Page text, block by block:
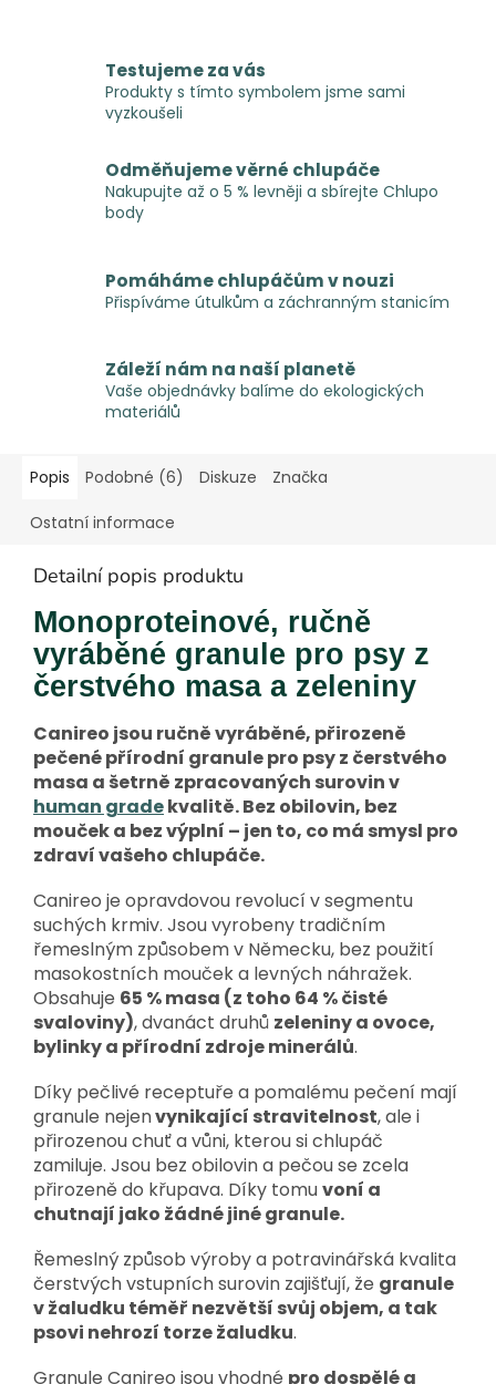
Testujeme za vás
Produkty s tímto symbolem jsme sami
vyzkoušeli
Odměňujeme věrné chlupáče
Nakupujte až o 5 % levněji a sbírejte Chlupo
body
Pomáháme chlupáčům v nouzi
Přispíváme útulkům a záchranným stanicím
Záleží nám na naší planetě
Vaše objednávky balíme do ekologických
materiálů
Popis Podobné (6) Diskuze Značka
Ostatní informace
Detailní popis produktu
Monoproteinové, ručně
vyráběné granule pro psy z
čerstvého masa a zeleniny
Canireo jsou ručně vyráběné, přirozeně
pečené přírodní granule pro psy z čerstvého
masa a šetrně zpracovaných surovin v
human gradekvalitě. Bez obilovin, bez
mouček a bez výplní – jen to, co má smysl pro
zdraví vašeho chlupáče.
Canireo je opravdovou revolucí v segmentu
suchých krmiv. Jsou vyrobeny tradičním
řemeslným způsobem v Německu, bez použití
masokostních mouček a levných náhražek.
Obsahuje 65 % masa (z toho 64 % čisté
svaloviny), dvanáct druhů zeleniny a ovoce,
bylinky a přírodní zdroje minerálů.
Díky pečlivé receptuře a pomalému pečení mají
granule nejenvynikající stravitelnost, ale i
přirozenou chuť a vůni, kterou si chlupáč
zamiluje. Jsou bez obilovin a pečou se zcela
přirozeně do křupava. Díky tomuvoní a
chutnají jako žádné jiné granule.
Řemeslný způsob výroby a potravinářská kvalita
čerstvých vstupních surovin zajišťují, že granule
v žaludku téměř nezvětší svůj objem, a tak
psovi nehrozí torze žaludku.
Granule Canireo jsou vhodné pro dospělé a